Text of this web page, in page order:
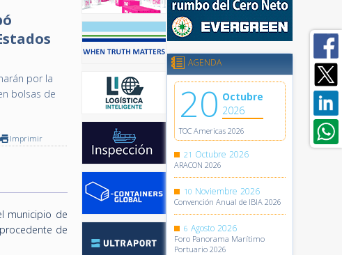
por la
bolsas de
Imprimir
municipio de
de
AGENDA
20 Octubre
2026
TOC Americas 2026
21 Octubre 2026
ARACON 2026
10 Noviembre 2026
Convención Anual de IBIA 2026
6 Agosto 2026
Foro Panorama Marítimo
Portuario 2026